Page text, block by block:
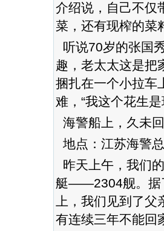
介绍说，自己不仅
菜，还有现榨的
听说70岁的张国
趣，老太太这是把
捆扎在一个小拉车
难，“我这个花生
海警船上，久未
地点：江苏海警
昨天上午，我们
艇——2304舰。据
上，我们见到了
有连续三年不能